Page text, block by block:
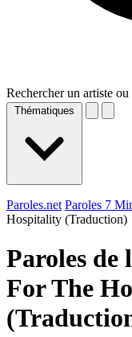
Rechercher un artiste ou
Thématiques
Paroles.net Paroles 7
Hospitality (Traduction)
Paroles de
For The